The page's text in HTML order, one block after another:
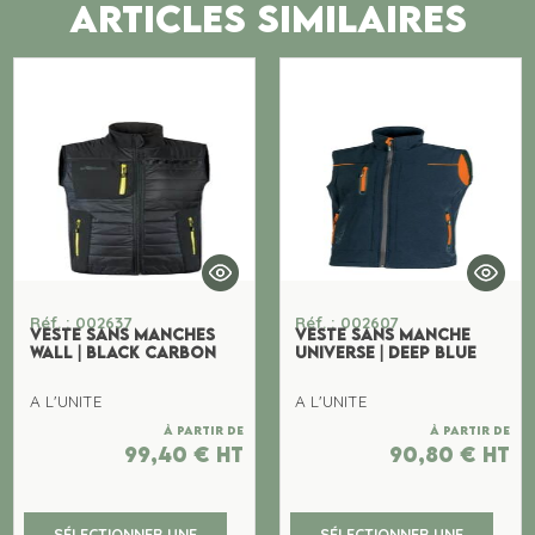
ARTICLES SIMILAIRES
Réf. : 002637
VESTE SANS MANCHES
WALL | BLACK CARBON
A L'UNITE
À partir de
99,40 € ht
Réf. : 002607
VESTE SANS MANCHE
UNIVERSE | DEEP BLUE
A L'UNITE
À partir de
90,80 € ht